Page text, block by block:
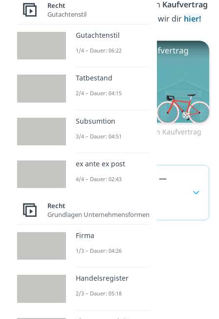
eine Sache kaufst. Wie ein Kaufvertrag
zustande kommt, zeigen wir dir hier!
Zum Video: Wie kommt ein Kaufvertrag
Besitz und Eigentum —
Recht
Gutachtenstil
Gutachtenstil
1/4 – Dauer: 06:22
Tatbestand
2/4 – Dauer: 04:15
Subsumtion
3/4 – Dauer: 04:51
ex ante ex post
4/4 – Dauer: 02:43
Recht
Grundlagen Unternehmensformen
Firma
1/3 – Dauer: 04:26
Handelsregister
2/3 – Dauer: 05:18